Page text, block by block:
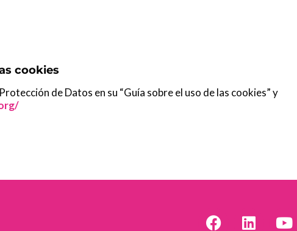
cookies
de Datos en su “Guía sobre el uso de las cookies” y